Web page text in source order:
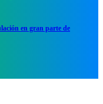
en gran parte de